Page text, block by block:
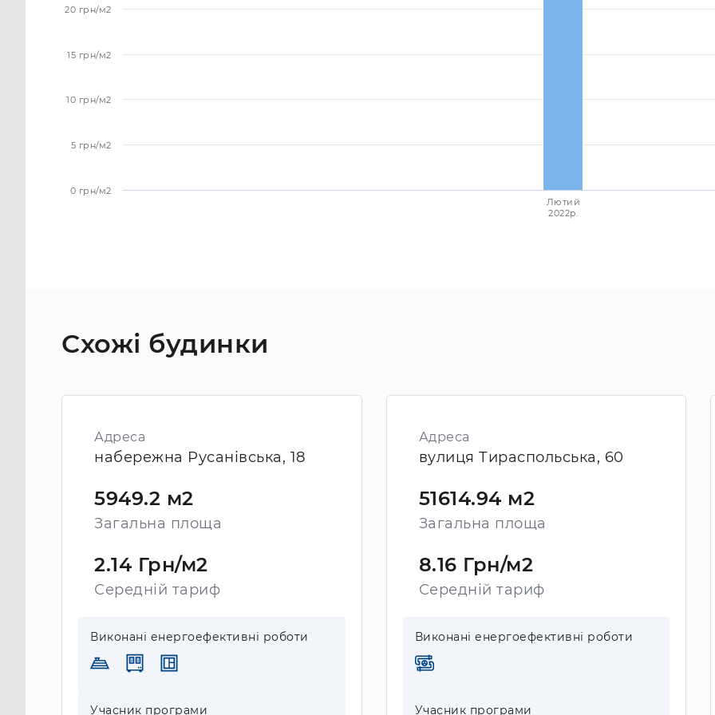
Лютий
2022p.
0 грн/м2
5 грн/м2
10 грн/м2
15 грн/м2
20 грн/м2
Схожі будинки
Адреса
набережна Русанівська, 18
5949.2 м2
Загальна площа
2.14 Грн/м2
Середній тариф
Виконані енергоефективні роботи
Учасник програми
Адреса
вулиця Тираспольська, 60
51614.94 м2
Загальна площа
8.16 Грн/м2
Середній тариф
Виконані енергоефективні роботи
Учасник програми